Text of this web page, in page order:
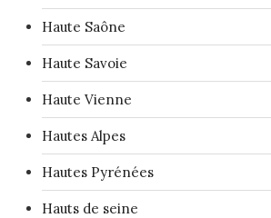
Haute Saône
Haute Savoie
Haute Vienne
Hautes Alpes
Hautes Pyrénées
Hauts de seine